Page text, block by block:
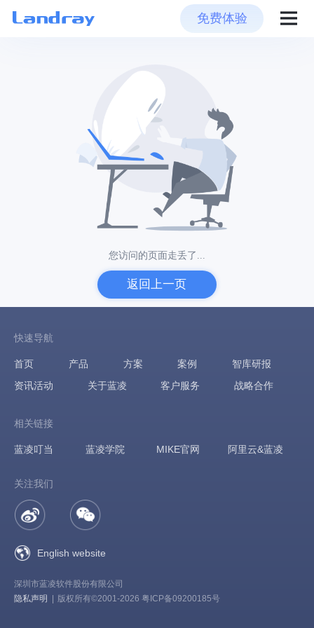
免费体验
您访问的页面走丢了...
返回上一页
快速导航
首页 产品 方案 案例
智库研报
资讯活动
关于蓝凌 客户服务 战略合作
相关链接
蓝凌叮当 蓝凌学院 MIKE官网 阿里云&蓝凌
关注我们
English website
深圳市蓝凌软件股份有限公司
隐私声明 | 版权所有©2001-2026 粤ICP备09200185号